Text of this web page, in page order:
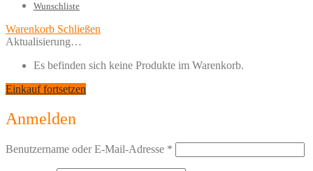
Wunschliste
Warenkorb Schließen
Aktualisierung…
Es befinden sich keine Produkte im Warenkorb.
Einkauf fortsetzen
Anmelden
Benutzername oder E-Mail-Adresse *